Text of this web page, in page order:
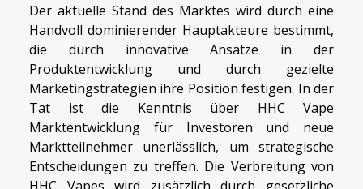
Der aktuelle Stand des Marktes wird durch eine
Handvoll dominierender Hauptakteure bestimmt,
die durch innovative Ansätze in der
Produktentwicklung und durch gezielte
Marketingstrategien ihre Position festigen. In der
Tat ist die Kenntnis über HHC Vape
Marktentwicklung für Investoren und neue
Marktteilnehmer unerlässlich, um strategische
Entscheidungen zu treffen. Die Verbreitung von